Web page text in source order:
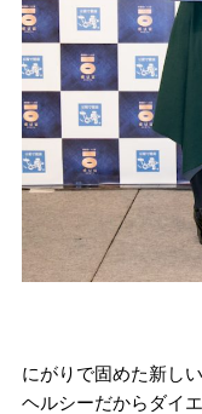
にがりで固めた新し
ヘルシーだからダイ